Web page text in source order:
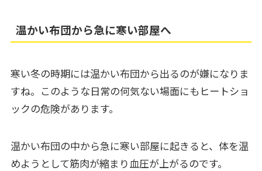
温かい布団から急に寒い部屋へ
寒い冬の時期には温かい布団から出るのが嫌になりま
すね。このような日常の何気ない場面にもヒートショ
ックの危険があります。
温かい布団の中から急に寒い部屋に起きると、体を温
めようとして筋肉が縮まり血圧が上がるのです。